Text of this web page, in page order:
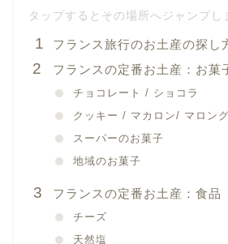
フランス旅行のお土産の探し
フランスの定番お土産：お菓
チョコレート / ショコラ
クッキー / マカロン/ マロン
スーパーのお菓子
地域のお菓子
フランスの定番お土産：食品
チーズ
天然塩